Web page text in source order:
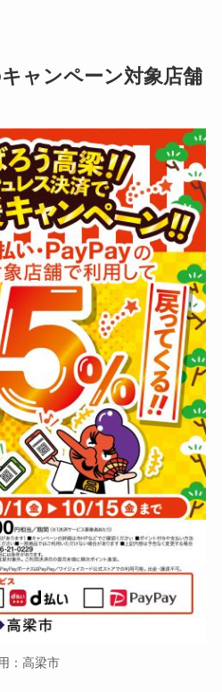
ャンペーン対象店舗
：高梁市